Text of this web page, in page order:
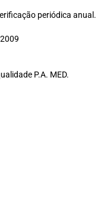
periódica anual.
P.A. MED.